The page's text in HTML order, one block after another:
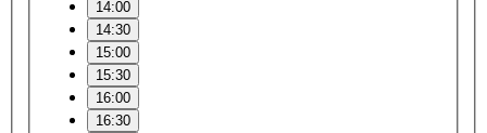
14:00
14:30
15:00
15:30
16:00
16:30